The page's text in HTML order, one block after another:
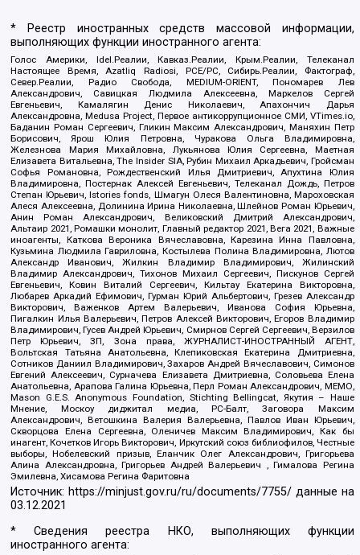
* Реестр иностранных средств массовой информации,
выполняющих функции иностранного агента:
Голос Америки, Idel.Реалии, Кавказ.Реалии, Крым.Реалии, Телеканал
Настоящее Время, Azatliq Radiosi, PCE/PC, Сибирь.Реалии, Фактограф,
Север.Реалии, Радио Свобода, MEDIUM-ORIENT, Пономарев Лев
Александрович, Савицкая Людмила Алексеевна, Маркелов Сергей
Евгеньевич, Камалягин Денис Николаевич, Апахончич Дарья
Александровна, Medusa Project, Первое антикоррупционное СМИ, VTimes.io,
Баданин Роман Сергеевич, Гликин Максим Александрович, Маняхин Петр
Борисович, Ярош Юлия Петровна, Чуракова Ольга Владимировна,
Железнова Мария Михайловна, Лукьянова Юлия Сергеевна, Маетная
Елизавета Витальевна, The Insider SIA, Рубин Михаил Аркадьевич, Гройсман
Софья Романовна, Рождественский Илья Дмитриевич, Апухтина Юлия
Владимировна, Постернак Алексей Евгеньевич, Телеканал Дождь, Петров
Степан Юрьевич, Istories fonds, Шмагун Олеся Валентиновна, Мароховская
Алеся Алексеевна, Долинина Ирина Николаевна, Шлейнов Роман Юрьевич,
Анин Роман Александрович, Великовский Дмитрий Александрович,
Альтаир 2021, Ромашки монолит, Главный редактор 2021, Вега 2021, Важные
иноагенты, Каткова Вероника Вячеславовна, Карезина Инна Павловна,
Кузьмина Людмила Гавриловна, Костылева Полина Владимировна, Лютов
Александр Иванович, Жилкин Владимир Владимирович, Жилинский
Владимир Александрович, Тихонов Михаил Сергеевич, Пискунов Сергей
Евгеньевич, Ковин Виталий Сергеевич, Кильтау Екатерина Викторовна,
Любарев Аркадий Ефимович, Гурман Юрий Альбертович, Грезев Александр
Викторович, Важенков Артем Валерьевич, Иванова София Юрьевна,
Пигалкин Илья Валерьевич, Петров Алексей Викторович, Егоров Владимир
Владимирович, Гусев Андрей Юрьевич, Смирнов Сергей Сергеевич, Верзилов
Петр Юрьевич, ЗП, Зона права, ЖУРНАЛИСТ-ИНОСТРАННЫЙ АГЕНТ,
Вольтская Татьяна Анатольевна, Клепиковская Екатерина Дмитриевна,
Сотников Даниил Владимирович, Захаров Андрей Вячеславович, Симонов
Евгений Алексеевич, Сурначева Елизавета Дмитриевна, Соловьева Елена
Анатольевна, Арапова Галина Юрьевна, Перл Роман Александрович, МЕМО,
Mason G.E.S. Anonymous Foundation, Stichting Bellingcat, Якутия – Наше
Мнение, Москоу диджитал медиа, РС-Балт, Заговора Максим
Александрович, Ветошкина Валерия Валерьевна, Павлов Иван Юрьевич,
Скворцова Елена Сергеевна, Оленичев Максим Владимирович, Как бы
инагент, Кочетков Игорь Викторович, Иркутский союз библиофилов, Честные
выборы, Нобелевский призыв, Еланчик Олег Александрович, Григорьева
Алина Александровна, Григорьев Андрей Валерьевич , Гималова Регина
Эмилевна, Хисамова Регина Фаритовна
Источник: https://minjust.gov.ru/ru/documents/7755/ данные на
03.12.2021
* Сведения реестра НКО, выполняющих функции
иностранного агента: